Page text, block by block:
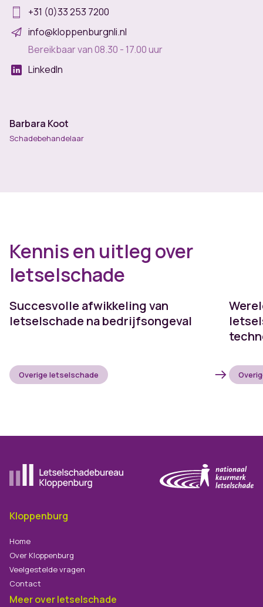
+31 (0)33 253 7200
info@kloppenburgnli.nl
Bereikbaar van 08.30 - 17.00 uur
LinkedIn
Barbara Koot
Schadebehandelaar
Kennis en uitleg over
letselschade
Succesvolle afwikkeling van
letselschade na bedrijfsongeval
Overige letselschade
Kloppenburg
Home
Over Kloppenburg
Veelgestelde vragen
Contact
Meer over letselschade